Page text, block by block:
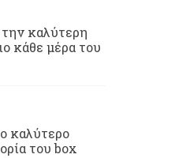
καλύτερη
κάθε μέρα του
καλύτερο
του box